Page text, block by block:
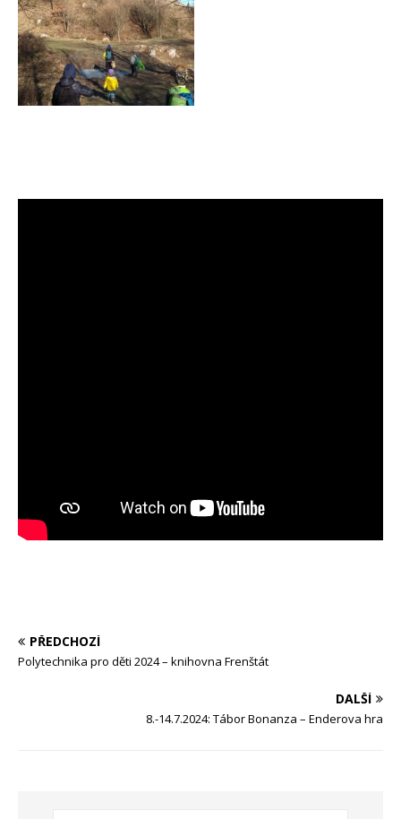
PŘEDCHOZÍ
Polytechnika pro děti 2024 – knihovna Frenštát
DALŠÍ
8.-14.7.2024: Tábor Bonanza – Enderova hra